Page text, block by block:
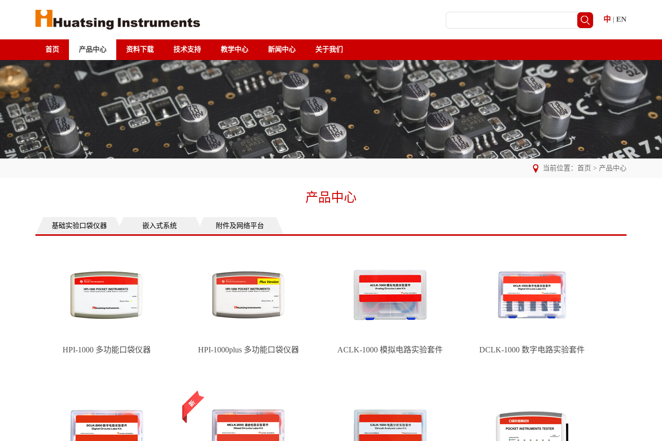
中 | EN
首页 产品中心 资料下载 技术支持 教学中心 新闻中心 关于我们
当前位置： 首页 > 产品中心
产品中心
基础实验口袋仪器 嵌入式系统 附件及网络平台
HPI-1000 多功能口袋仪器 HPI-1000plus 多功能口袋仪器 ACLK-1000 模拟电路实验套件 DCLK-1000 数字电路实验套件